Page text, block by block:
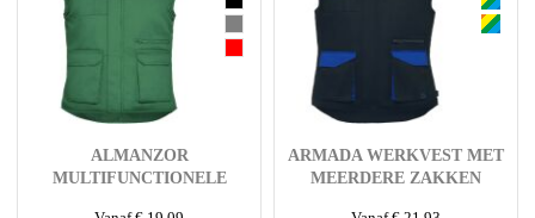
ALMANZOR
MULTIFUNCTIONELE
ARMADA WERKVEST MET
MEERDERE ZAKKEN